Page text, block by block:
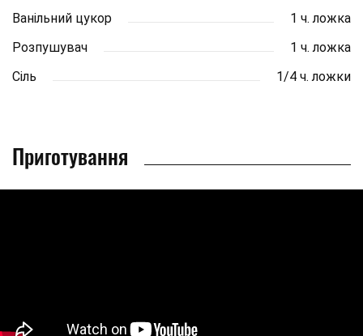
Ванільний цукор
1 ч. ложка
Розпушувач
1 ч. ложка
Сіль
1/4 ч. ложки
Приготування